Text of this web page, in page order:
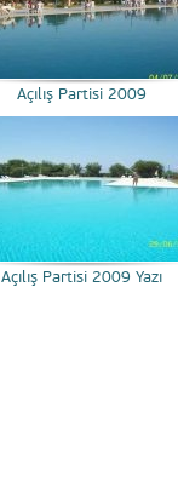
Açılış Partisi 2009
Açılış Partisi 2009 Yazı